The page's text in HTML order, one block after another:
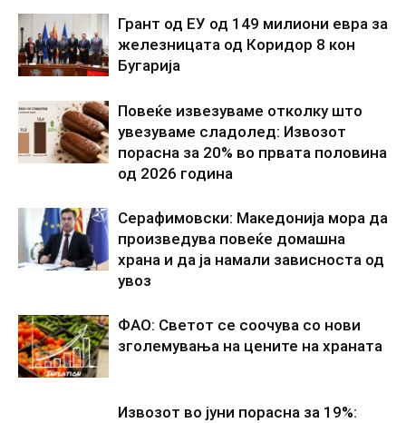
Грант од ЕУ од 149 милиони евра за
железницата од Коридор 8 кон
Бугарија
Повеќе извезуваме отколку што
увезуваме сладолед: Извозот
порасна за 20% во првата половина
од 2026 година
Серафимовски: Македонија мора да
произведува повеќе домашна
храна и да ја намали зависноста од
увоз
ФАО: Светот се соочува со нови
зголемувања на цените на храната
Извозот во јуни порасна за 19%: